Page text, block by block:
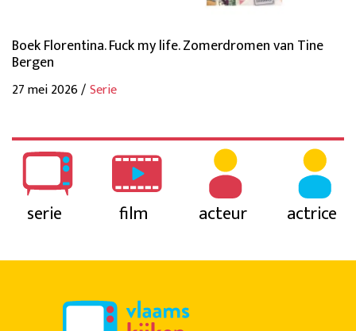
Boek Florentina. Fuck my life. Zomerdromen van Tine
Bergen
27 mei 2026 /Serie
serie film acteur actrice